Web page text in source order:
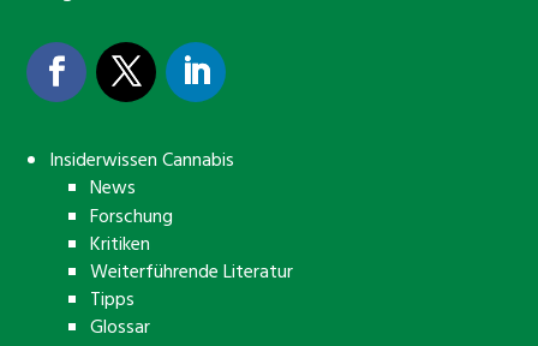
Insiderwissen Cannabis
News
Forschung
Kritiken
Weiterführende Literatur
Tipps
Glossar